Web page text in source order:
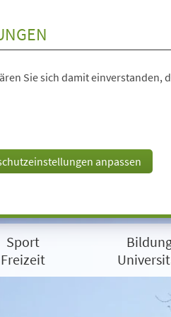
Sie sich damit einverstanden,
anpassen
Sport
Freizeit